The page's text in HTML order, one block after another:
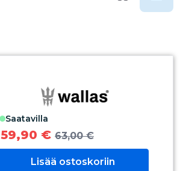
saatavilla
59,90 € 63,00 €
Lisää ostoskoriin